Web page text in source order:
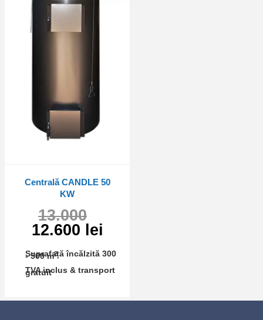
Centrală CANDLE 50
KW
13.000
12.600 lei
Suprafață încălzită 300
- 500 m2
TVA inclus & transport
gratuit